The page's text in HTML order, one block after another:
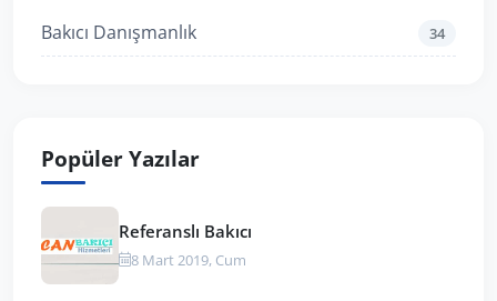
Bakıcı Danışmanlık 34
Popüler Yazılar
Referanslı Bakıcı
8 Mart 2019, Cum